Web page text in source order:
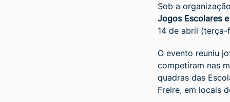
Sob a
Jogos Escolares
14 de abril (terça-
O evento reuniu
competiram nas
quadras das
Freire, em locais